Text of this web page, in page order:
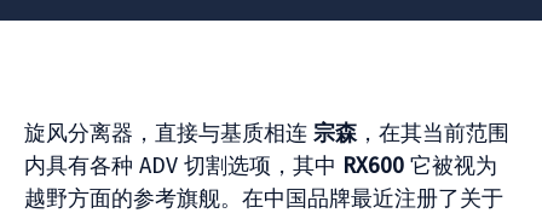
旋风分离器，直接与基质相连 宗森，在其当前范围
内具有各种 ADV 切割选项，其中 RX600 它被视为
越野方面的参考旗舰。在中国品牌最近注册了关于